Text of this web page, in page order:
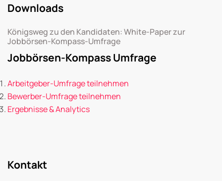
Downloads
Königsweg zu den Kandidaten: White-Paper zur
Jobbörsen-Kompass-Umfrage
Jobbörsen-Kompass Umfrage
Arbeitgeber-Umfrage teilnehmen
Bewerber-Umfrage teilnehmen
Ergebnisse & Analytics
Kontakt